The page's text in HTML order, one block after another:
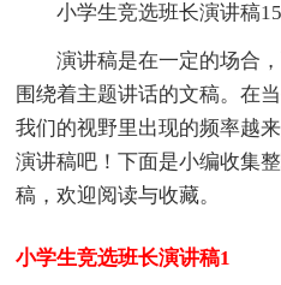
小学生竞选班长演讲稿
演讲稿是在一定的场合
围绕着主题讲话的文稿。在
我们的视野里出现的频率越
演讲稿吧！下面是小编收集
稿，欢迎阅读与收藏。
小学生竞选班长演讲稿1